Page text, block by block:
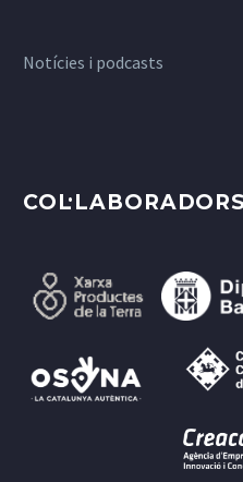
Notícies i podcasts
COL·LABORADORS